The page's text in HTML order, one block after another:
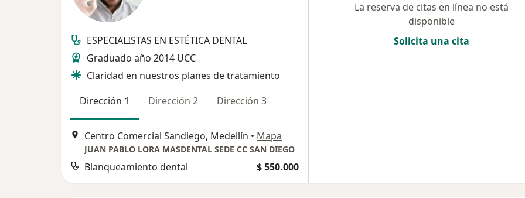
ESPECIALISTAS EN ESTÉTICA DENTAL
Graduado año 2014 UCC
Claridad en nuestros planes de tratamiento
Dirección 1
Dirección 2 Dirección 3
Centro Comercial Sandiego, Medellín • Mapa
JUAN PABLO LORA MASDENTAL SEDE CC SAN DIEGO
Blanqueamiento dental $ 550.000
La reserva de citas en línea no está
disponible
Solicita una cita